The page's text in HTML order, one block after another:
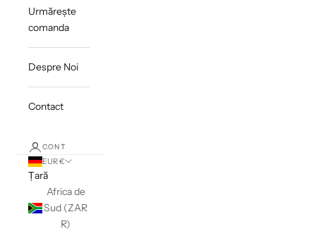
Urmărește
comanda
Despre Noi
Contact
CONT
EUR €
Țară
Africa de
Sud (ZAR
R)